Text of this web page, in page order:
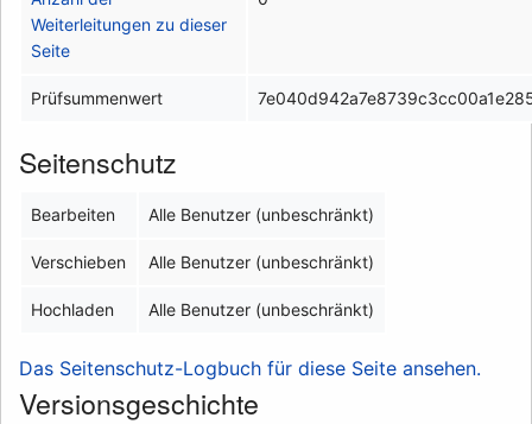
Weiterleitungen zu dieser
Seite
Prüfsummenwert
Seitenschutz
Bearbeiten Alle Benutzer (unbeschränkt)
Verschieben Alle Benutzer (unbeschränkt)
Hochladen Alle Benutzer (unbeschränkt)
Das Seitenschutz-Logbuch für diese Seite ansehen.
Versionsgeschichte